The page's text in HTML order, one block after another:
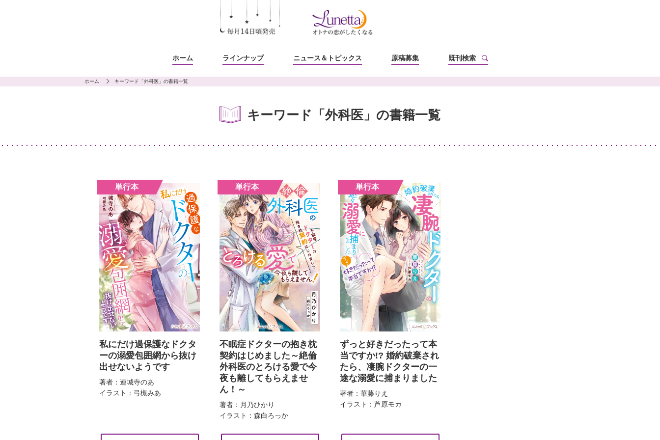
ホーム ラインナップ ニュース ＆トピックス 原稿募集 既刊検索
ホーム キーワード「外科医」の書籍一覧
キーワード「外科医」の書籍一覧
私にだけ過保護なドクタ
ーの溺愛包囲網から抜け
出せないようです
著者：連城寺のあ
イラスト：弓槻みあ
不眠症ドクターの抱き枕
契約はじめました～絶倫
外科医のとろける愛で今
夜も離してもらえませ
ん！～
著者：月乃ひかり
イラスト：森白ろっか
ずっと好きだったって本
当ですか!? 婚約破棄され
たら、凄腕ドクターの一
途な溺愛に捕まりました
著者：華藤りえ
イラスト：芦原モカ